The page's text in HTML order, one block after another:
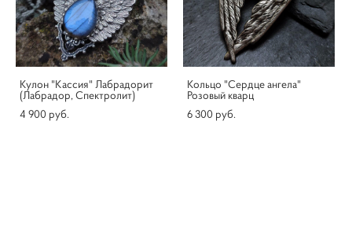
Кулон "Кассия" Лабрадорит
(Лабрадор, Спектролит)
4 900 pуб.
Кольцо "Сердце ангела"
Розовый кварц
6 300 pуб.